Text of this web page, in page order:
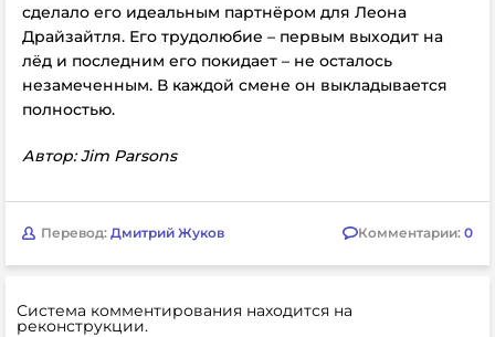
сделало его идеальным партнёром для Леона
Драйзайтля. Его трудолюбие – первым выходит на
лёд и последним его покидает – не осталось
незамеченным. В каждой смене он выкладывается
полностью.
Автор: Jim Parsons
Перевод: Дмитрий Жуков Комментарии: 0
Система комментирования находится на
реконструкции.